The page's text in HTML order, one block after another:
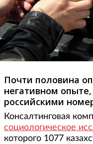
Почти половина
негативном
российскими
Консалтинговая
социологическое
которого 1077